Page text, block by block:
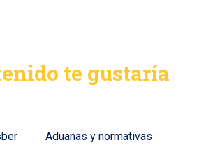
te gustaría
Aduanas y normativas